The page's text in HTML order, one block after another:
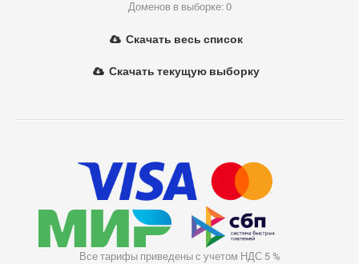
Доменов в выборке: 0
Скачать весь список
Скачать текущую выборку
Все тарифы приведены с учетом НДС 5 %